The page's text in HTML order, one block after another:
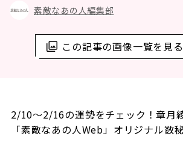
この記事の画像一覧を見る
素敵なあの人編集部
2/10～2/16の運勢をチェック！章月
「素敵なあの人Web」オリジナル数